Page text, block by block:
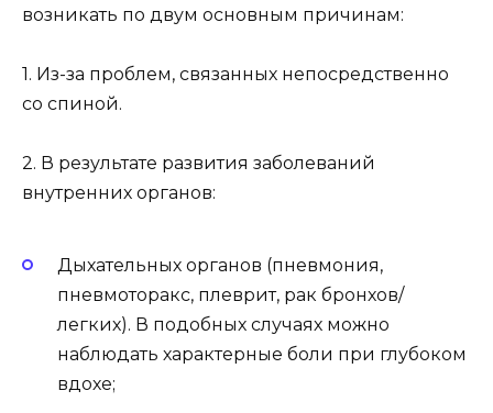
возникать по двум основным причинам:
1. Из-за проблем, связанных непосредственно
со спиной.
2. В результате развития заболеваний
внутренних органов:
Дыхательных органов (пневмония,
пневмоторакс, плеврит, рак бронхов/
легких). В подобных случаях можно
наблюдать характерные боли при глубоком
вдохе;